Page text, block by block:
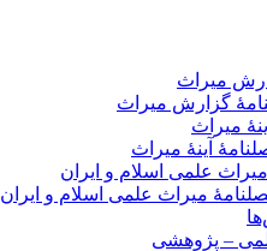
میراث
گزارش میراث
میراث
آینۀ میراث
علمی اسلام و ایران
میراث علمی اسلام و ایران
– پژوهشی